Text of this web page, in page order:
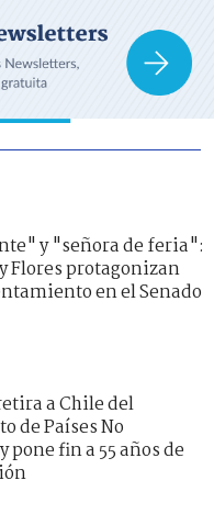
y "señora de feria":
Flores protagonizan
en el Senado
a Chile del
de Países No
pone fin a 55 años de